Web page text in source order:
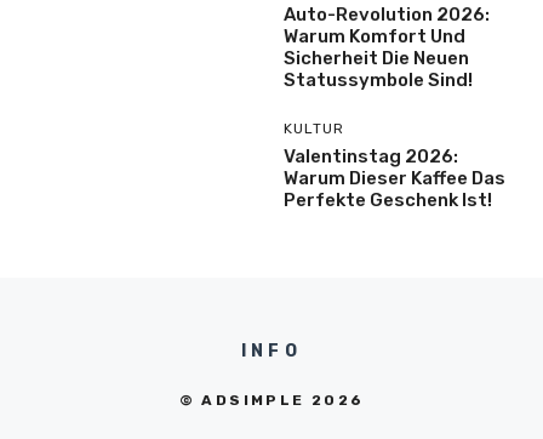
Auto-Revolution 2026:
Warum Komfort Und
Sicherheit Die Neuen
Statussymbole Sind!
KULTUR
Valentinstag 2026:
Warum Dieser Kaffee Das
Perfekte Geschenk Ist!
INFO
© ADSIMPLE 2026